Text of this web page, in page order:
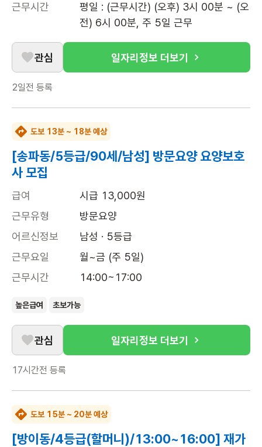
근무시간
평일 : (근무시간) (오후) 3시 00분 ~ (오
전) 6시 00분, 주 5일 근무
관심 일자리정보 더보기
2일전 등록
도보 13분 ~ 18분 예상
[송파동/5등급/90세/남성] 방문요양 요양보호
사 모집
급여
시급 13,000원
근무유형
방문요양
어르신정보
남성 · 5등급
근무요일
월~금 (주 5일)
근무시간
14:00~17:00
높은급여 초보가능
관심 일자리정보 더보기
17시간전 등록
도보 15분 ~ 20분 예상
[방이동/4등급(할머니)/13:00~16:00] 재가